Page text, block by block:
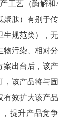
工艺（酶解和/
聚肽）有别于传
生规范类），无
物污染、相对分
案出台后，该产
，该产品将与固
有效扩大该产品
提升产品竞争